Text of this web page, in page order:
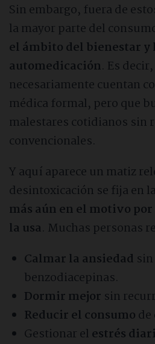
Sin embargo, fuera de
la mayor parte del
el ámbito del bienestar y
automedicación. Es
necesariamente cuentan
médica formal, pero que
malestares cotidianos sin
convencionales.
Y aquí aparece un matiz
desintoxicación se fija en
más aún en el motivo
la usa. Muchas personas
Calmar la ansiedad
benzodiacepinas.
Dormir mejor sin
Reducir el consumo de
Gestionar el estrés